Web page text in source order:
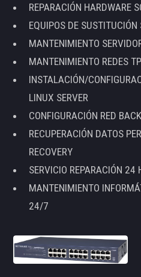
REPARACIÓN HARDWARE
EQUIPOS DE
MANTENIMIENTO
MANTENIMIENTO REDES
INSTALACIÓN/
LINUX SERVER
CONFIGURACIÓN RED
RECUPERACIÓN DATOS
RECOVERY
SERVICIO REPARACIÓN 24
MANTENIMIENTO
24/7